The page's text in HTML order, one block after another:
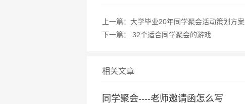
上一篇： 大学毕业20年同学聚会活动策划方案
下一篇：
32个适合同学聚会的游戏
相关文章
同学聚会----老师邀请函怎么写